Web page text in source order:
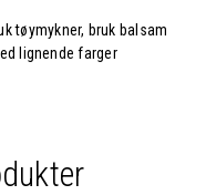
tøymykner, bruk balsam
lignende farger